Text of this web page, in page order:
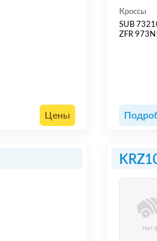
Цены
Кроссы
SUB
ZFR